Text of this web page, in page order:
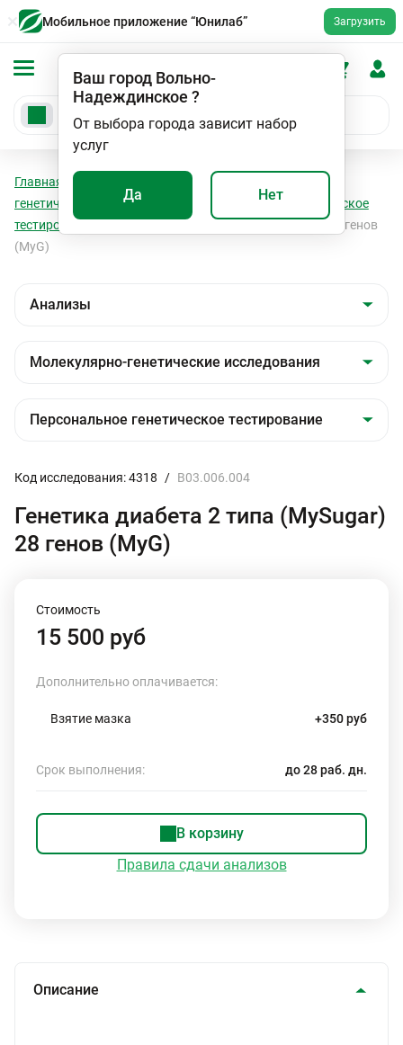
Мобильное приложение “Юнилаб” Загрузить
Ваш город Вольно-
Надеждинское ?
От выбора города зависит набор
услуг
Да Нет
Главная Анализы
генетические исследования
Персональное генетическое
тестирование
Генетика диабета 2 типа (MySugar) 28 генов
(MyG)
Код исследования: 4318 / B03.006.004
Генетика диабета 2 типа (MySugar)
28 генов (MyG)
Стоимость
15 500 руб
Дополнительно оплачивается:
Взятие мазка +350 руб
Срок выполнения: до 28 раб. дн.
В корзину
Правила сдачи анализов
Описание